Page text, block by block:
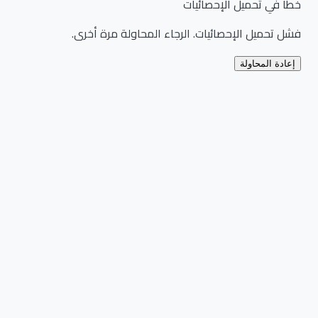
فشل تحميل الإحصائيات. الرجاء المحاولة مرة أخرى.
إعادة المحاولة